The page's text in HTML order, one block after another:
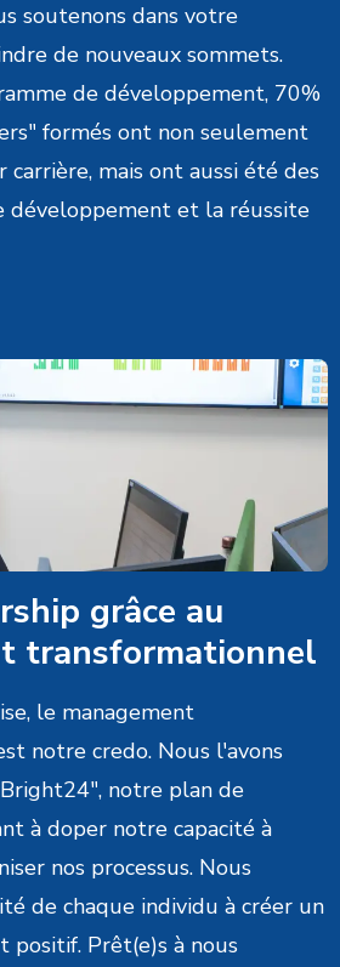
soutenons dans votre
de nouveaux sommets.
de développement, 70%
formés ont non seulement
carrière, mais ont aussi été des
développement et la réussite
grâce au
transformationnel
le management
notre credo. Nous l'avons
notre plan de
à doper notre capacité à
nos processus. Nous
de chaque individu à créer un
positif. Prêt(e)s à nous